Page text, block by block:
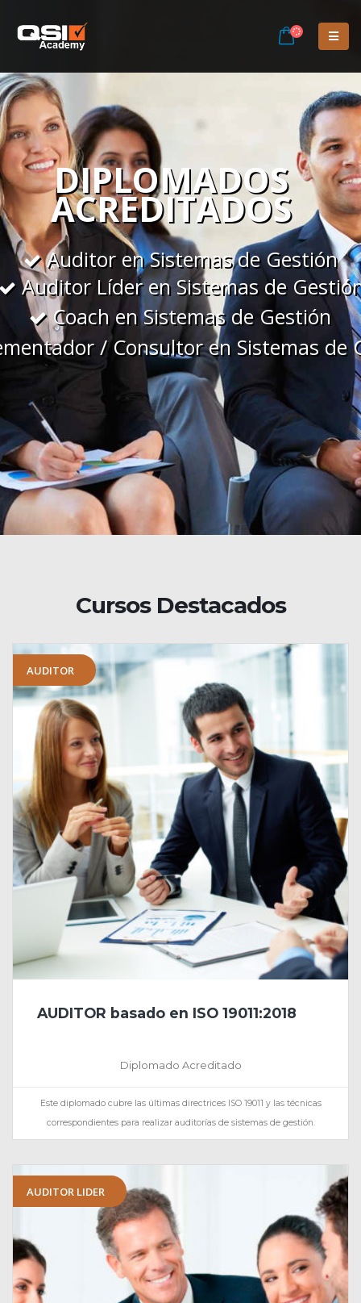
DIPLOMADOS
ACREDITADOS
Auditor en Sistemas de Gestión
Auditor Líder en Sistemas de
Coach en Sistemas de Gestión
/ Consultor en Sistemas de
Cursos Destacados
AUDITOR basado en ISO 19011:2018
Diplomado Acreditado
AUDITOR
Este diplomado cubre las últimas directrices ISO 19011 y las técnicas
correspondientes para realizar auditorías de sistemas de gestión.
AUDITOR LIDER